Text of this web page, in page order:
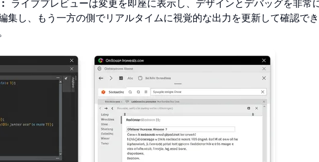
ライブプレビューは変更を即座に表示し、デザインとデバッグを非常
集し、もう一方の側でリアルタイムに視覚的な出力を更新して確認でき